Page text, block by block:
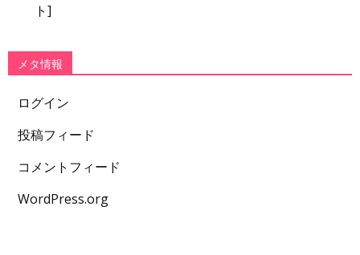
ト]
メタ情報
ログイン
投稿フィード
コメントフィード
WordPress.org